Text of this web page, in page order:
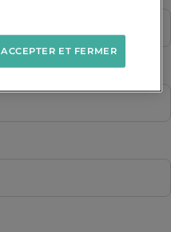
ACCEPTER ET FERMER